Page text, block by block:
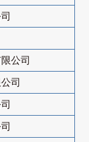
公司
司